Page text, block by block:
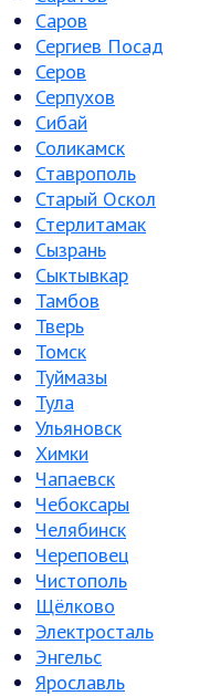
Саров
Сергиев Посад
Серов
Серпухов
Сибай
Соликамск
Ставрополь
Старый Оскол
Стерлитамак
Сызрань
Сыктывкар
Тамбов
Тверь
Томск
Туймазы
Тула
Ульяновск
Химки
Чапаевск
Чебоксары
Челябинск
Череповец
Чистополь
Щёлково
Электросталь
Энгельс
Ярославль